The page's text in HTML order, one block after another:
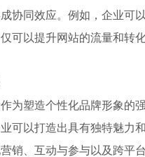
协同效应。例如，企业可
可以提升网站的流量和转
为塑造个性化品牌形象的
可以打造出具有独特魅力
销、互动与参与以及跨平